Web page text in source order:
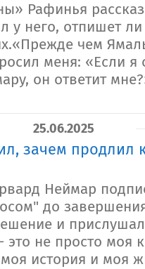
Рафинья
у него, отпишет
чем
меня: «Если я
он ответит
25.06.2025
зачем продлил
Неймар
до
и
это не просто моя
история и моя